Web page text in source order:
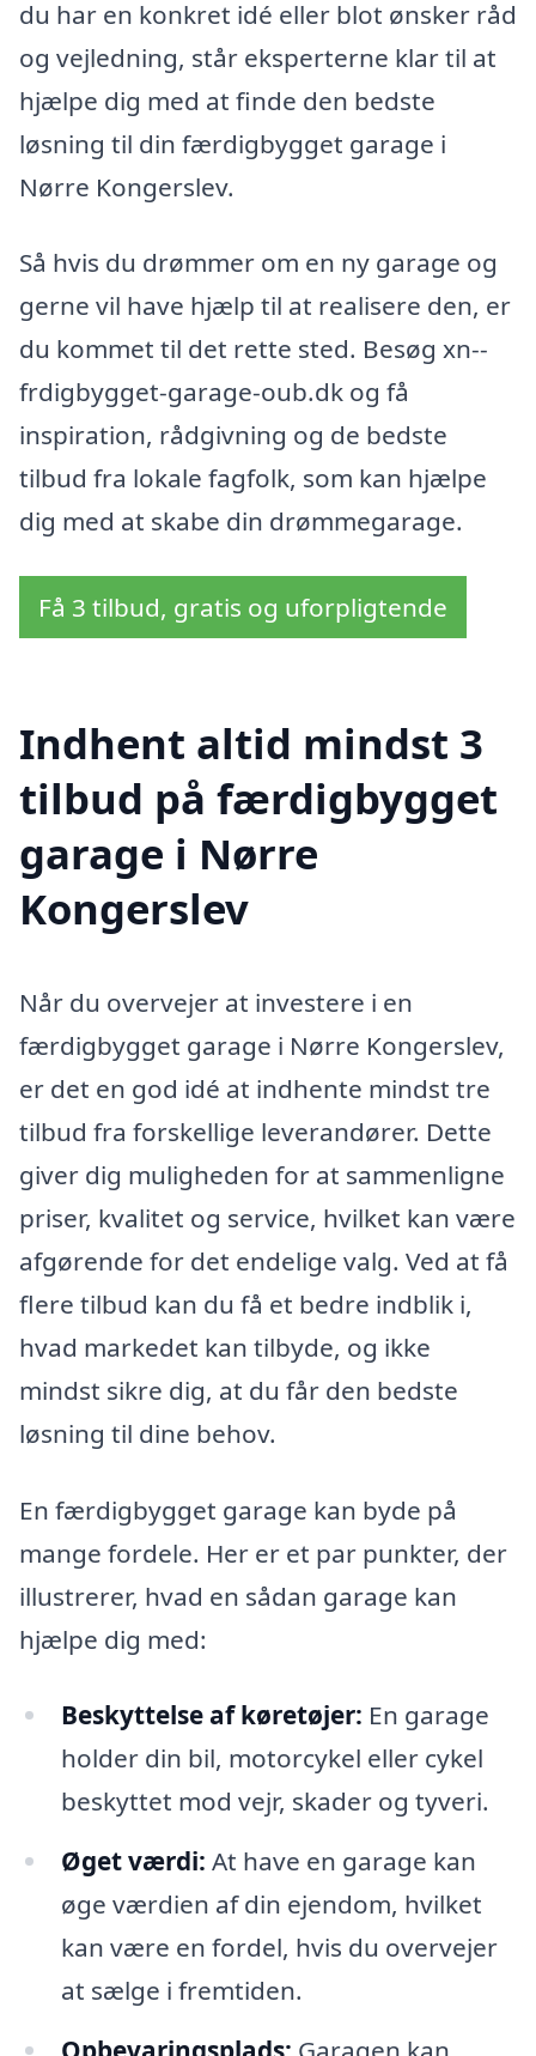
du har en konkret idé eller blot ønsker råd
og vejledning, står eksperterne klar til at
hjælpe dig med at finde den bedste
løsning til din færdigbygget garage i
Nørre Kongerslev.
Så hvis du drømmer om en ny garage og
gerne vil have hjælp til at realisere den, er
du kommet til det rette sted. Besøg xn--
frdigbygget-garage-oub.dk og få
inspiration, rådgivning og de bedste
tilbud fra lokale fagfolk, som kan hjælpe
dig med at skabe din drømmegarage.
Få 3 tilbud, gratis og uforpligtende
Indhent altid mindst 3
tilbud på færdigbygget
garage i Nørre
Kongerslev
Når du overvejer at investere i en
færdigbygget garage i Nørre Kongerslev,
er det en god idé at indhente mindst tre
tilbud fra forskellige leverandører. Dette
giver dig muligheden for at sammenligne
priser, kvalitet og service, hvilket kan være
afgørende for det endelige valg. Ved at få
flere tilbud kan du få et bedre indblik i,
hvad markedet kan tilbyde, og ikke
mindst sikre dig, at du får den bedste
løsning til dine behov.
En færdigbygget garage kan byde på
mange fordele. Her er et par punkter, der
illustrerer, hvad en sådan garage kan
hjælpe dig med:
Beskyttelse af køretøjer: En garage
holder din bil, motorcykel eller cykel
beskyttet mod vejr, skader og tyveri.
Øget værdi: At have en garage kan
øge værdien af din ejendom, hvilket
kan være en fordel, hvis du overvejer
at sælge i fremtiden.